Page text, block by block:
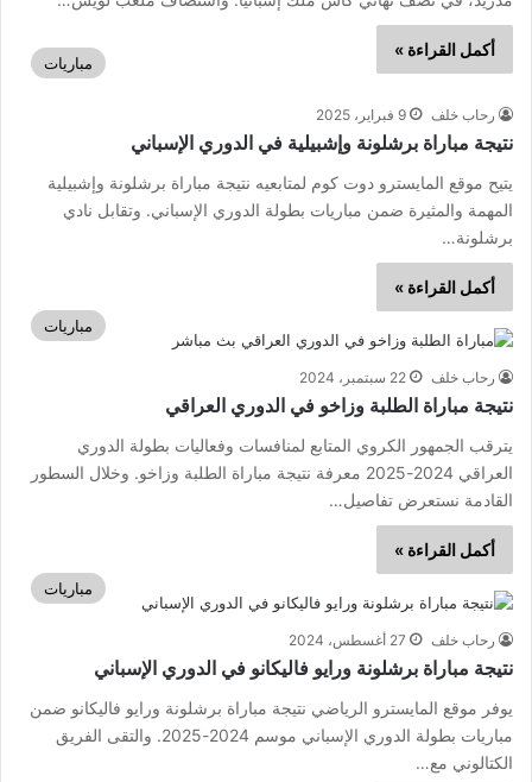
أكمل القراءة »
مباريات
رحاب خلف 9 فبراير، 2025
نتيجة مباراة برشلونة وإشبيلية في الدوري الإسباني
يتيح موقع المايسترو دوت كوم لمتابعيه نتيجة مباراة برشلونة وإشبيلية
المهمة والمثيرة ضمن مباريات بطولة الدوري الإسباني. وتقابل نادي
برشلونة…
أكمل القراءة »
مباريات
رحاب خلف 22 سبتمبر، 2024
نتيجة مباراة الطلبة وزاخو في الدوري العراقي
يترقب الجمهور الكروي المتابع لمنافسات وفعاليات بطولة الدوري
العراقي 2024-2025 معرفة نتيجة مباراة الطلبة وزاخو. وخلال السطور
القادمة نستعرض تفاصيل…
أكمل القراءة »
مباريات
رحاب خلف 27 أغسطس، 2024
نتيجة مباراة برشلونة ورايو فاليكانو في الدوري الإسباني
يوفر موقع المايسترو الرياضي نتيجة مباراة برشلونة ورايو فاليكانو ضمن
مباريات بطولة الدوري الإسباني موسم 2024-2025. والتقى الفريق
الكتالوني مع…